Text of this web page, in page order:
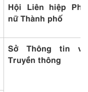
Hội Liên hiệp Phụ
nữ Thành phố
Sở Thông tin và
Truyền thông